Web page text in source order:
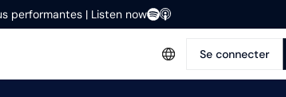
performantes | Listen now
Se connecter